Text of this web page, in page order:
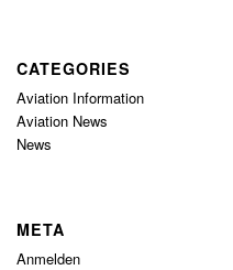
CATEGORIES
Aviation Information
Aviation News
News
META
Anmelden